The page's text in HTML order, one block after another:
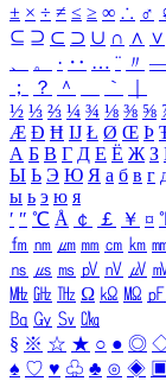
± × ÷ ≠ ≤ ≥ ∞ ∴ ♂
⊆ ⊇ ⊂ ⊃ ∪ ∩ ∧ ∨
、
。 · ‥ … ¨ 〃
；
？ ＾ ｀
½ ⅓ ⅔ ¼ ¾ ⅛ ⅜ ⅝
Æ Ð Ħ Ĳ Ł Ø Œ Þ
А Б В Г Д Е Ё Ж З
Ы Ь Э Ю Я а б в г
ы ь э ю я
′ ″ ℃ Å ￠ ￡ ￥ ¤
㎙ ㎚ ㎛ ㎜ ㎝ ㎞
㎱ ㎲ ㎳ ㎴ ㎵ ㎶
㎒ ㎓ ㎔ Ω ㏀ ㏁ ㎊
㏃ ㏉ ㏜ ㏆
§ ※ ☆ ★ ○ ● ◎
♠ ♡ ♥ ♧ ♣ ⊙ ◈ ▣